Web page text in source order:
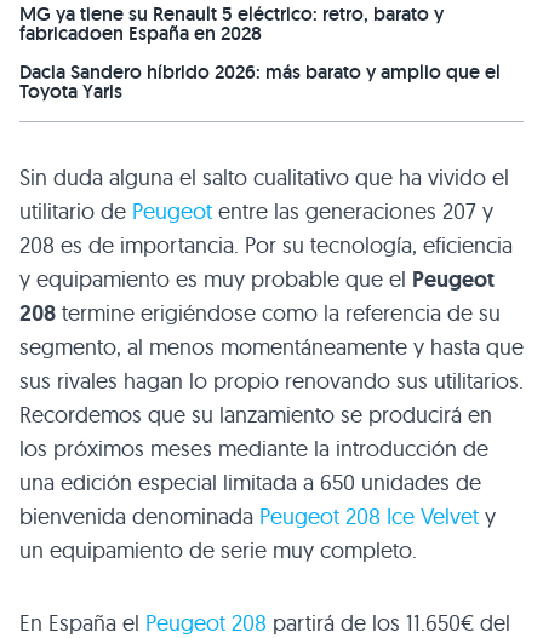
MG ya tiene su Renault 5 eléctrico: retro, barato y
fabricadoen España en 2028
Dacia Sandero híbrido 2026: más barato y amplio que el
Toyota Yaris
Sin duda alguna el salto cualitativo que ha vivido el
utilitario de Peugeot entre las generaciones 207 y
208 es de importancia. Por su tecnología, eficiencia
y equipamiento es muy probable que el Peugeot
208 termine erigiéndose como la referencia de su
segmento, al menos momentáneamente y hasta que
sus rivales hagan lo propio renovando sus utilitarios.
Recordemos que su lanzamiento se producirá en
los próximos meses mediante la introducción de
una edición especial limitada a 650 unidades de
bienvenida denominada Peugeot 208 Ice Velvet y
un equipamiento de serie muy completo.
En España el Peugeot 208 partirá de los 11.650€ del